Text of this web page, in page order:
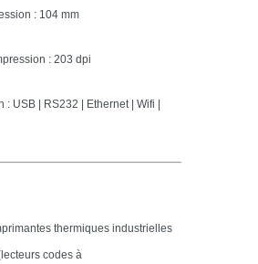
: 104 mm
: 203 dpi
USB | RS232 | Ethernet | Wifi |
thermiques industrielles
codes à